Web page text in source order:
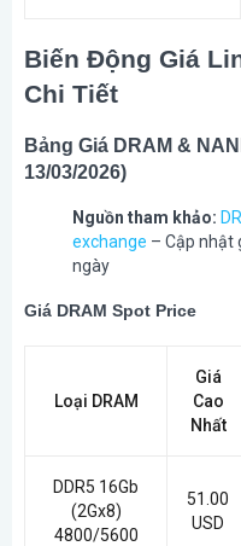
Biến Động Giá
Chi Tiết
Bảng Giá DRAM &
13/03/2026)
Nguồn tham khảo:
exchange – Cập nhật
ngày
Giá DRAM Spot Price
Loại DRAM
Giá
Cao
Nhất
DDR5 16Gb
(2Gx8)
4800/5600
51.00
USD